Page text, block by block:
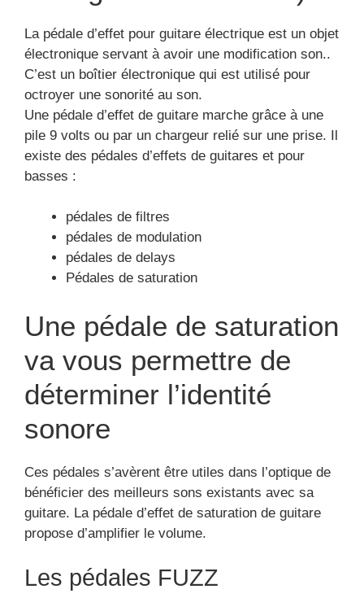
Vintage Phase Shifter)
La pédale d’effet pour guitare électrique est un objet
électronique servant à avoir une modification son..
C’est un boîtier électronique qui est utilisé pour
octroyer une sonorité au son.
Une pédale d’effet de guitare marche grâce à une
pile 9 volts ou par un chargeur relié sur une prise. Il
existe des pédales d’effets de guitares et pour
pédales de filtres
pédales de modulation
pédales de delays
Une pédale de saturation
va vous permettre de
déterminer l’identité
sonore
Ces pédales s’avèrent être utiles dans l’optique de
bénéficier des meilleurs sons existants avec sa
guitare. La pédale d’effet de saturation de guitare
Les pédales FUZZ